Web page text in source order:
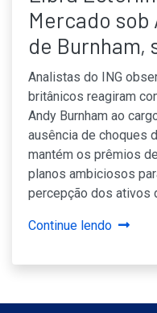
Mercado sob
de Burnham,
Analistas do ING
britânicos reagiram
Andy Burnham ao
ausência de choques
mantém os prêmios
planos ambiciosos
percepção dos ativos
Continue lendo